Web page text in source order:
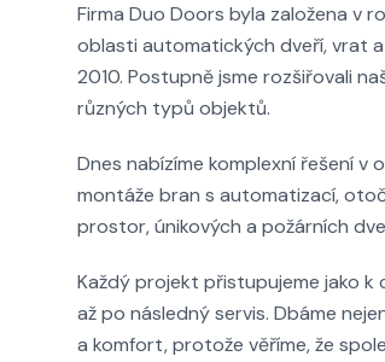
Firma Duo Doors byla založena v
oblasti automatických dveří, vrat
2010. Postupně jsme rozšiřovali
různých typů objektů.
Dnes nabízíme komplexní řešení
montáže bran s automatizací,
prostor, únikových a požárních
Každý projekt přistupujeme jako
až po následný servis. Dbáme
a komfort, protože věříme, že